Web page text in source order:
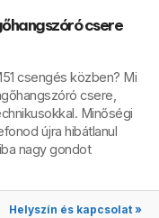
csere
csengés közben? Mi
csere,
Minőségi
újra hibátlanul
nagy gondot
Helyszín és kapcsolat »